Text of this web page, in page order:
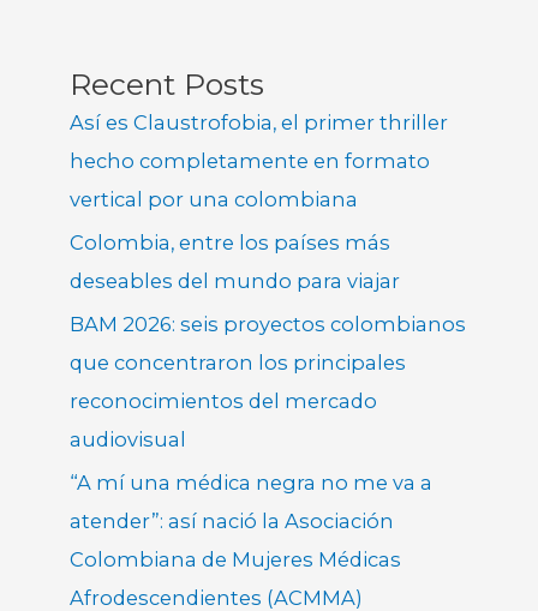
Recent Posts
Así es Claustrofobia, el primer thriller
hecho completamente en formato
vertical por una colombiana
Colombia, entre los países más
deseables del mundo para viajar
BAM 2026: seis proyectos colombianos
que concentraron los principales
reconocimientos del mercado
audiovisual
“A mí una médica negra no me va a
atender”: así nació la Asociación
Colombiana de Mujeres Médicas
Afrodescendientes (ACMMA)